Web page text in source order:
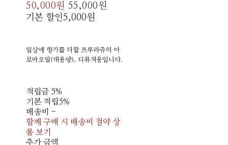
50,000원 55,000원
기본 할인5,000원
일상에 향기를 더할 프루라쥬의 아
로마오일(대용량). 디퓨져용입니다.
적립금 5%
기본 적립5%
배송비 -
함께 구매 시 배송비 절약 상
품 보기
추가 금액